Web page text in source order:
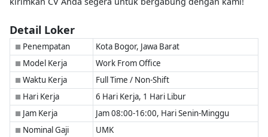
Detail Loker
■ Penempatan Kota Bogor, Jawa Barat
■ Model Kerja Work From Office
■ Waktu Kerja Full Time / Non-Shift
■ Hari Kerja 6 Hari Kerja, 1 Hari Libur
■ Jam Kerja Jam 08:00-16:00, Hari Senin-Minggu
■ Nominal Gaji UMK